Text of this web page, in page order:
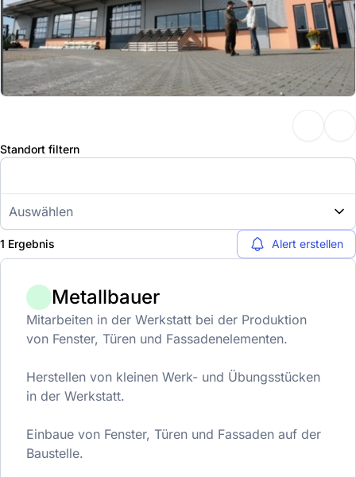
Standort filtern
Auswählen
1 Ergebnis Alert erstellen
Metallbauer
Mitarbeiten in der Werkstatt bei der Produktion
von Fenster, Türen und Fassadenelementen.
Herstellen von kleinen Werk- und Übungsstücken
in der Werkstatt.
Einbaue von Fenster, Türen und Fassaden auf der
Baustelle.